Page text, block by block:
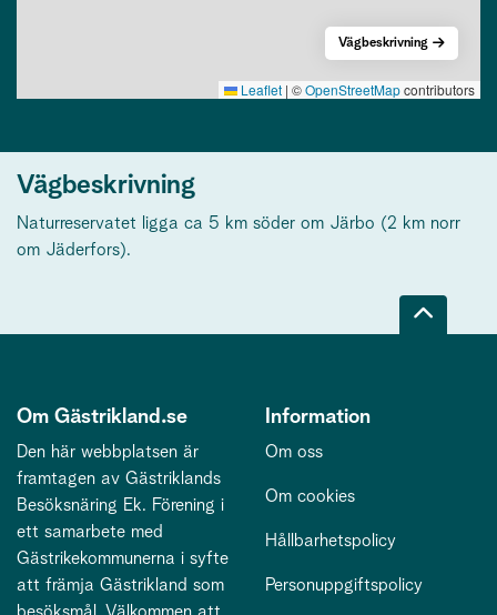
Leaflet | ©OpenStreetMapcontributors
Vägbeskrivning
Vägbeskrivning
Naturreservatet ligga ca 5 km söder om Järbo (2 km norr
om Jäderfors).
Om Gästrikland.se
Den här webbplatsen är
framtagen av Gästriklands
Besöksnäring Ek. Förening i
ett samarbete med
Gästrikekommunerna i syfte
att främja Gästrikland som
besöksmål. Välkommen att
Information
Om oss
Om cookies
Hållbarhetspolicy
Personuppgiftspolicy